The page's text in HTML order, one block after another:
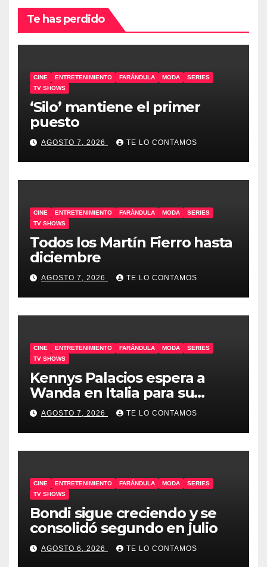
Te has perdido
CINE ENTRETENIMIENTO FARÁNDULA MODA
SERIES
TV SHOWS
‘Silo’ mantiene el primer
puesto
AGOSTO 7, 2026 TE LO CONTAMOS
CINE ENTRETENIMIENTO FARÁNDULA MODA
SERIES
TV SHOWS
Todos los Martín Fierro hasta
diciembre
AGOSTO 7, 2026 TE LO CONTAMOS
CINE ENTRETENIMIENTO FARÁNDULA MODA
SERIES
TV SHOWS
Kennys Palacios espera a
Wanda en Italia para su
docuserie
AGOSTO 7, 2026 TE LO CONTAMOS
CINE ENTRETENIMIENTO FARÁNDULA MODA
SERIES
TV SHOWS
Bondi sigue creciendo y se
consolidó segundo en julio
AGOSTO 6, 2026 TE LO CONTAMOS